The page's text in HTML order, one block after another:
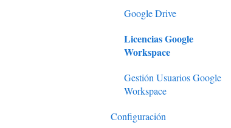
Google Drive
Licencias Google
Workspace
Gestión Usuarios Google
Workspace
Configuración